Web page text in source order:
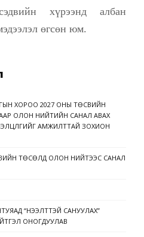
хүрээнд албан
өгсөн юм.
ХОРОО 2027 ОНЫ ТӨСВИЙН
ОЛОН НИЙТИЙН САНАЛ АВАХ
АМЖИЛТТАЙ ЗОХИОН
ТӨСӨЛД ОЛОН НИЙТЭЭС САНАЛ
“НЭЭЛТТЭЙ САНУУЛАХ”
ОНОГДУУЛАВ